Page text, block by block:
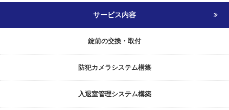
サービス内容
錠前の交換・取付
防犯カメラシステム構築
入退室管理システム構築